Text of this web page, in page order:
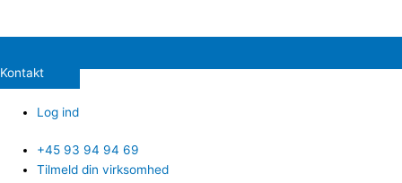
Kontakt
Log ind
+45 93 94 94 69
Tilmeld din virksomhed